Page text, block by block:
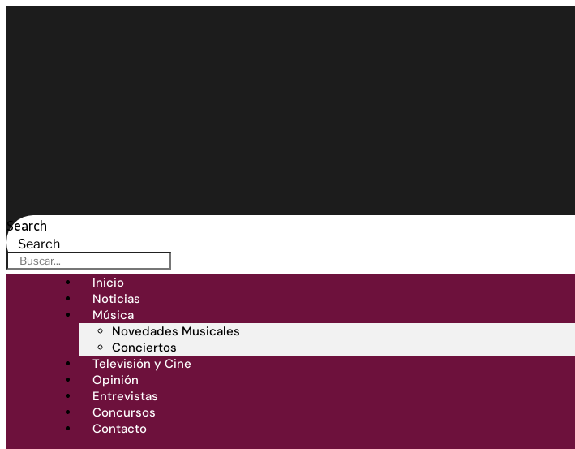
Search
Search
Inicio
Noticias
Música
Novedades Musicales
Conciertos
Televisión y Cine
Opinión
Entrevistas
Concursos
Contacto